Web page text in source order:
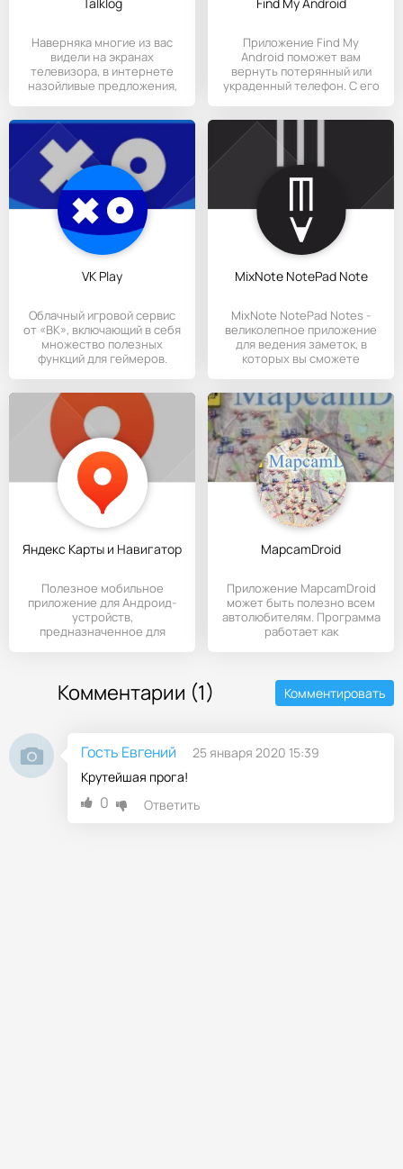
Наверняка многие из вас
видели на экранах
телевизора, в интернете
назойливые предложения,
Приложение Find My
Android поможет вам
вернуть потерянный или
украденный телефон. С его
VK Play
Облачный игровой сервис
от «ВК», включающий в себя
множество полезных
функций для геймеров.
MixNote NotePad Note
MixNote NotePad Notes -
великолепное приложение
для ведения заметок, в
которых вы сможете
Яндекс Карты и Навигатор
Полезное мобильное
приложение для Андроид-
устройств,
предназначенное для
MapcamDroid
Приложение MapcamDroid
может быть полезно всем
автолюбителям. Программа
работает как
Комментарии (1) Комментировать
Гость Евгений
25 января 2020 15:39
Крутейшая прога!
0 Ответить